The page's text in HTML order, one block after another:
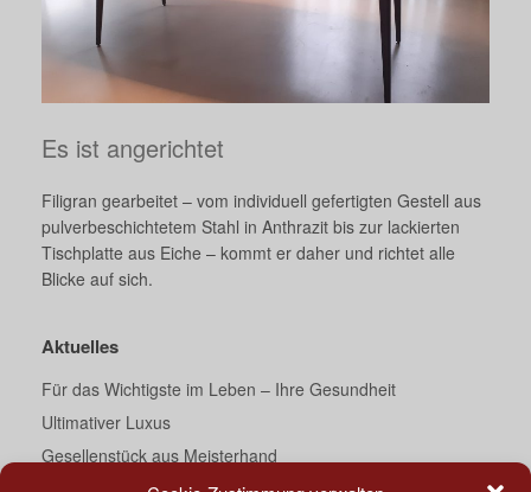
Es ist angerichtet
Filigran gearbeitet – vom individuell gefertigten Gestell aus
pulverbeschichtetem Stahl in Anthrazit bis zur lackierten
Tischplatte aus Eiche – kommt er daher und richtet alle
Blicke auf sich.
Aktuelles
Für das Wichtigste im Leben – Ihre Gesundheit
Ultimativer Luxus
Gesellenstück aus Meisterhand